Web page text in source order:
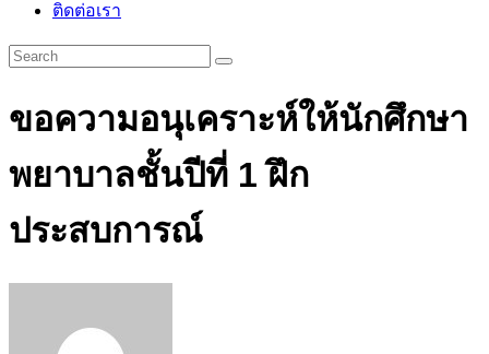
ติดต่อเรา
ขอความอนุเคราะห์ให้นักศึกษา
พยาบาลชั้นปีที่ 1 ฝึก
ประสบการณ์